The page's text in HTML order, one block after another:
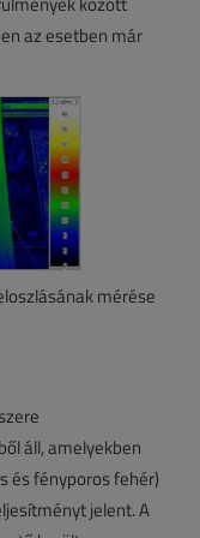
az esetben már
mérése
áll, amelyekben
és fényporos fehér)
jelent. A